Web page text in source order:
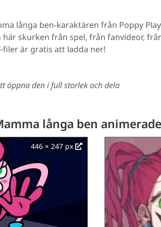
långa ben-karaktären från Poppy
skurken från spel, från fanvideor,
filer är gratis att ladda ner!
öppna den i full storlek och dela
långa ben
446 × 247 px